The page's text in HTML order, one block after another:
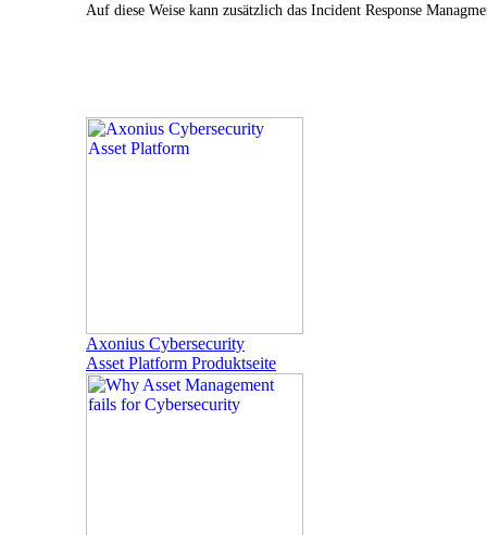
Auf diese Weise kann zusätzlich das Incident Response
Axonius Cybersecurity
Asset Platform Produktseite